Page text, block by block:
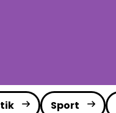
Sport